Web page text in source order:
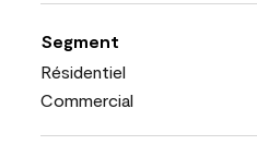
Segment
Résidentiel
Commercial